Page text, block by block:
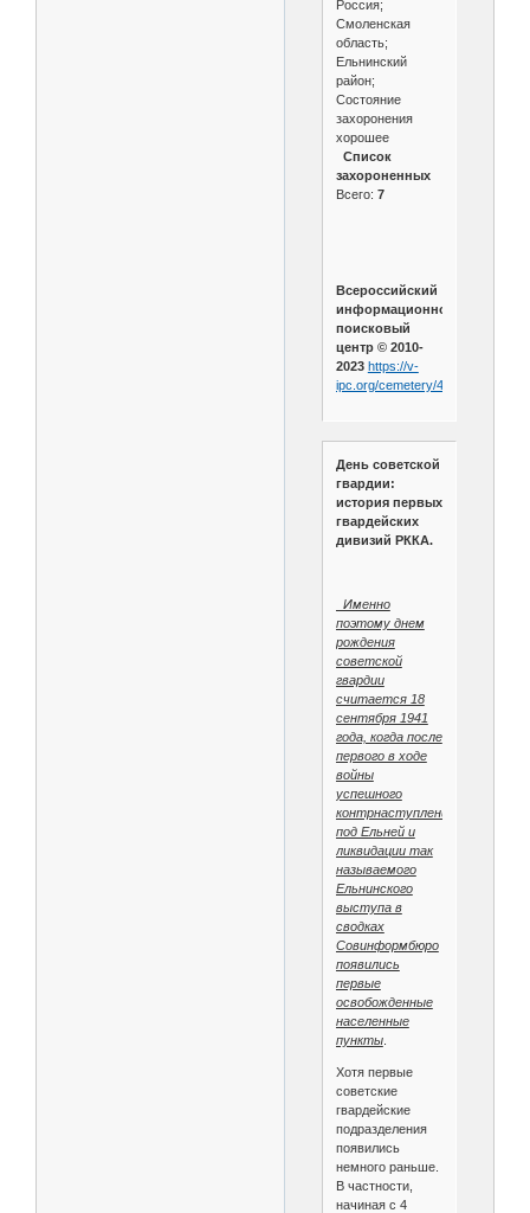
Россия;
Смоленская
область;
Ельнинский
район;
Состояние
захоронения
хорошее
Список
захороненных
Всего: 7
Всероссийский
информационно-
поисковый
центр © 2010-
2023 https://v-
ipc.org/cemetery/471/
День советской
гвардии:
история первых
гвардейских
дивизий РККА.
Именно
поэтому днем
рождения
советской
гвардии
считается 18
сентября 1941
года, когда после
первого в ходе
войны
успешного
контрнаступления
под Ельней и
ликвидации так
называемого
Ельнинского
выступа в
сводках
Совинформбюро
появились
первые
освобожденные
населенные
пункты.
Хотя первые
советские
гвардейские
подразделения
появились
немного раньше.
В частности,
начиная с 4